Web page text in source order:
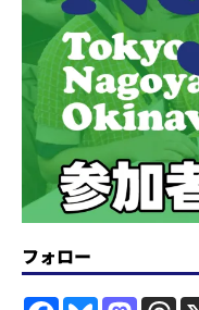
フォロー
F
B
M
T